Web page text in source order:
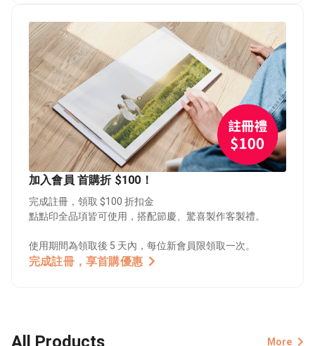
加入會員 首購折 $100！
完成註冊，領取 $100 折扣金
點點印全品項皆可使用，搭配節慶、驚喜製作客製禮。
使用期間為領取後 5 天內，每位新會員限領取一次。
完成註冊，享首購優惠
All Products More